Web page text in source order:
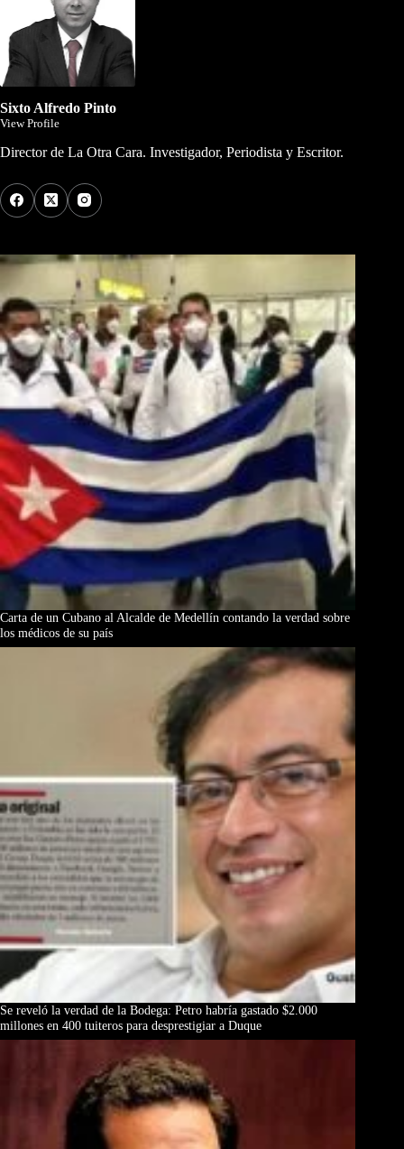
Sixto Alfredo Pinto
View Profile
Director de La Otra Cara. Investigador, Periodista y Escritor.
Carta de un Cubano al Alcalde de Medellín contando la verdad sobre
los médicos de su país
Se reveló la verdad de la Bodega: Petro habría gastado $2.000
millones en 400 tuiteros para desprestigiar a Duque